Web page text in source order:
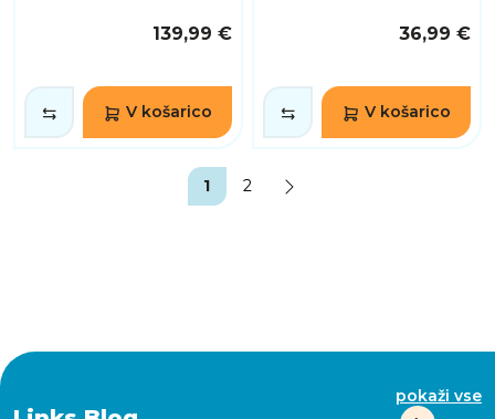
139,99 €
V košarico
36,99 €
V košarico
1 2
pokaži vse